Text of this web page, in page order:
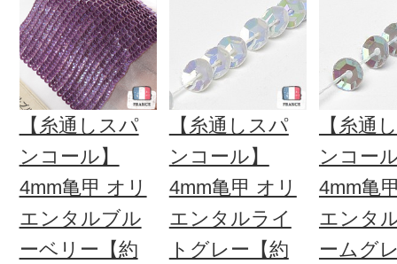
【糸通しスパ
ンコール】
4mm亀甲 オリ
エンタルブル
ーベリー【約
【糸通しスパ
ンコール】
4mm亀甲 オリ
エンタルライ
トグレー【約
【糸通
ンコー
4mm亀
エンタ
ームグ